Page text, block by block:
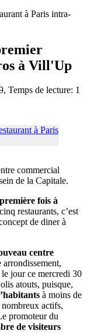
à Paris intra-
à Vill'Up
, Temps de lecture: 1
commercial
de la Capitale.
fois à
restaurants, c’est
de diner à
centre
arrondissement,
le jour ce mercredi 30
atouts, puisque,
à moins de
actifs,
promoteur du
de visiteurs